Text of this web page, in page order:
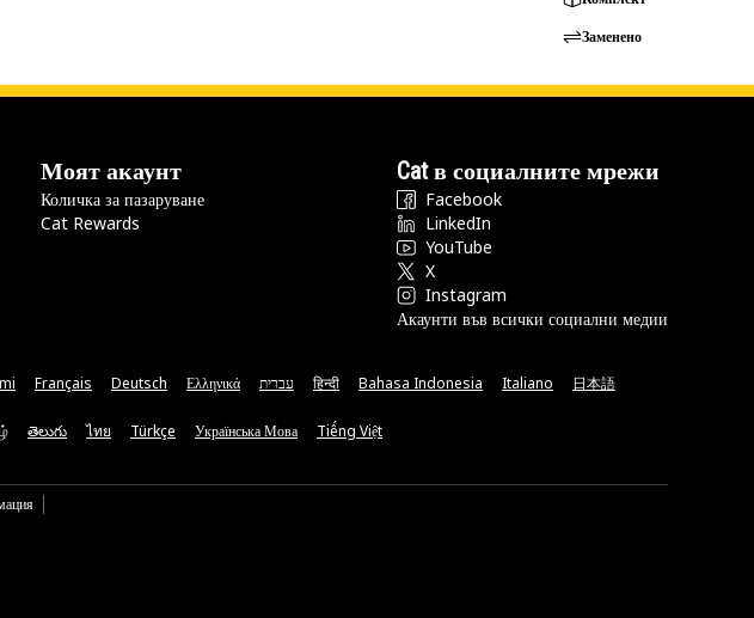
Заменено
Моят акаунт
Количка за пазаруване
Cat Rewards
Cat в социалните мрежи
Facebook
LinkedIn
YouTube
X
Instagram
Акаунти във всички социални медии
Français Deutsch Ελληνικά עברית हिन्दी Bahasa Indonesia Italiano 日本語
తెలుగు ไทย Türkçe Українська Мова Tiếng Việt